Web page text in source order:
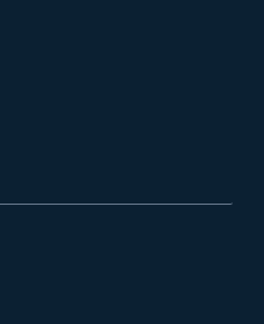
ventana